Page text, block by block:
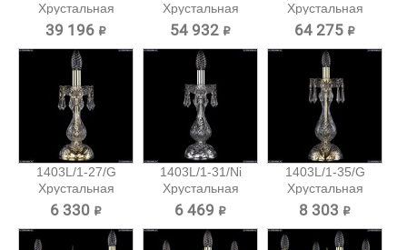
Хрустальная
подвесная...
39 196 ₽
Хрустальная
подвесная...
54 932 ₽
Хрустальная
подвесная...
64 275 ₽
1403L/1-27/G
Хрустальная
настольная...
6 330 ₽
1403L/1-31/Ni
Хрустальная
настольная...
6 469 ₽
1403L/1-35/G
Хрустальная
настольная...
8 303 ₽